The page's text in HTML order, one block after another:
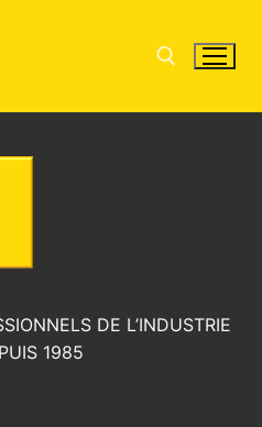
DE L’INDUSTRIE
1985